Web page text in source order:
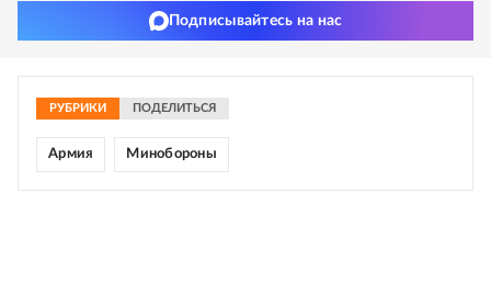
Подписывайтесь на нас
РУБРИКИ ПОДЕЛИТЬСЯ
Армия Минобороны